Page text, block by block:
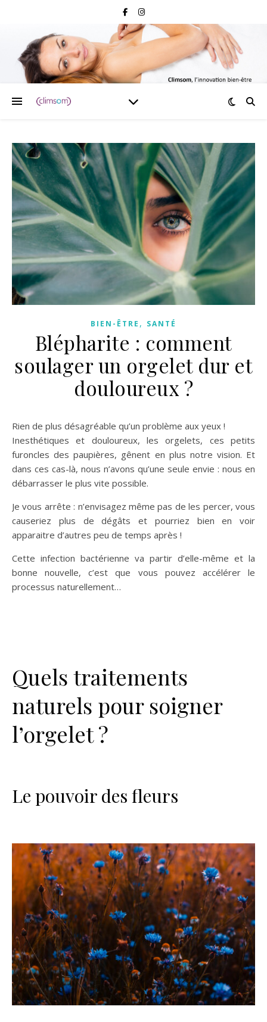
BIEN-ÊTRE , SANTÉ
Blépharite : comment
soulager un orgelet dur et
douloureux ?
Rien de plus désagréable qu’un problème aux yeux !
Inesthétiques et douloureux, les orgelets, ces petits
furoncles des paupières, gênent en plus notre vision. Et
dans ces cas-là, nous n’avons qu’une seule envie : nous en
débarrasser le plus vite possible.
Je vous arrête : n’envisagez même pas de les percer, vous
causeriez plus de dégâts et pourriez bien en voir
apparaitre d’autres peu de temps après !
Cette infection bactérienne va partir d’elle-même et la
bonne nouvelle, c’est que vous pouvez accélérer le
processus naturellement…
Quels traitements
naturels pour soigner
l’orgelet ?
Le pouvoir des fleurs